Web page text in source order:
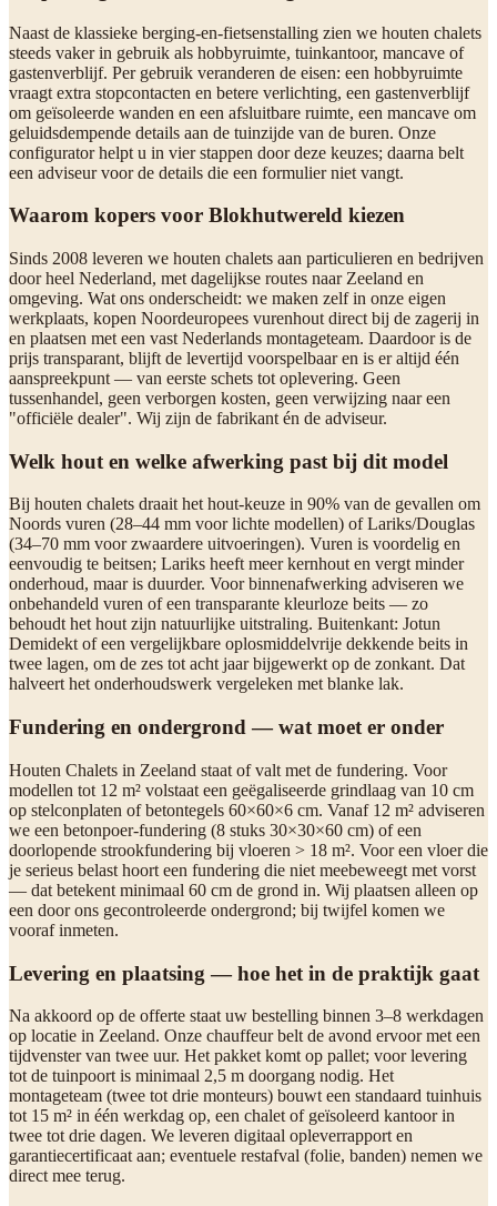
Naast de klassieke berging-en-fietsenstalling zien we houten chalets
steeds vaker in gebruik als hobbyruimte, tuinkantoor, mancave of
gastenverblijf. Per gebruik veranderen de eisen: een hobbyruimte
vraagt extra stopcontacten en betere verlichting, een gastenverblijf
om geïsoleerde wanden en een afsluitbare ruimte, een mancave om
geluidsdempende details aan de tuinzijde van de buren. Onze
configurator helpt u in vier stappen door deze keuzes; daarna belt
een adviseur voor de details die een formulier niet vangt.
Waarom kopers voor Blokhutwereld kiezen
Sinds 2008 leveren we houten chalets aan particulieren en bedrijven
door heel Nederland, met dagelijkse routes naar Zeeland en
omgeving. Wat ons onderscheidt: we maken zelf in onze eigen
werkplaats, kopen Noordeuropees vurenhout direct bij de zagerij in
en plaatsen met een vast Nederlands montageteam. Daardoor is de
prijs transparant, blijft de levertijd voorspelbaar en is er altijd één
aanspreekpunt — van eerste schets tot oplevering. Geen
tussenhandel, geen verborgen kosten, geen verwijzing naar een
"officiële dealer". Wij zijn de fabrikant én de adviseur.
Welk hout en welke afwerking past bij dit model
Bij houten chalets draait het hout-keuze in 90% van de gevallen om
Noords vuren (28–44 mm voor lichte modellen) of Lariks/Douglas
(34–70 mm voor zwaardere uitvoeringen). Vuren is voordelig en
eenvoudig te beitsen; Lariks heeft meer kernhout en vergt minder
onderhoud, maar is duurder. Voor binnenafwerking adviseren we
onbehandeld vuren of een transparante kleurloze beits — zo
behoudt het hout zijn natuurlijke uitstraling. Buitenkant: Jotun
Demidekt of een vergelijkbare oplosmiddelvrije dekkende beits in
twee lagen, om de zes tot acht jaar bijgewerkt op de zonkant. Dat
halveert het onderhoudswerk vergeleken met blanke lak.
Fundering en ondergrond — wat moet er onder
Houten Chalets in Zeeland staat of valt met de fundering. Voor
modellen tot 12 m² volstaat een geëgaliseerde grindlaag van 10 cm
op stelconplaten of betontegels 60×60×6 cm. Vanaf 12 m² adviseren
we een betonpoer-fundering (8 stuks 30×30×60 cm) of een
doorlopende strookfundering bij vloeren > 18 m². Voor een vloer die
je serieus belast hoort een fundering die niet meebeweegt met vorst
— dat betekent minimaal 60 cm de grond in. Wij plaatsen alleen op
een door ons gecontroleerde ondergrond; bij twijfel komen we
vooraf inmeten.
Levering en plaatsing — hoe het in de praktijk gaat
Na akkoord op de offerte staat uw bestelling binnen 3–8 werkdagen
op locatie in Zeeland. Onze chauffeur belt de avond ervoor met een
tijdvenster van twee uur. Het pakket komt op pallet; voor levering
tot de tuinpoort is minimaal 2,5 m doorgang nodig. Het
montageteam (twee tot drie monteurs) bouwt een standaard tuinhuis
tot 15 m² in één werkdag op, een chalet of geïsoleerd kantoor in
twee tot drie dagen. We leveren digitaal opleverrapport en
garantiecertificaat aan; eventuele restafval (folie, banden) nemen we
direct mee terug.